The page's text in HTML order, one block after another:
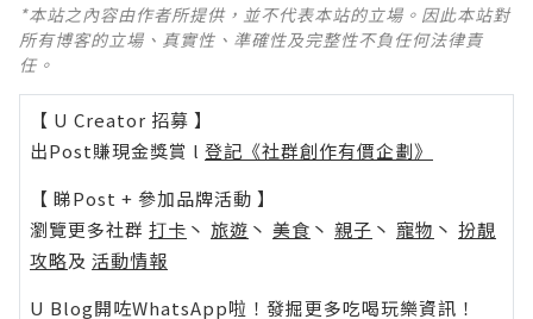
*本站之內容由作者所提供，並不代表本站的立場。因此本站對
所有博客的立場、真實性、準確性及完整性不負任何法律責
任。
【 U Creator 招募 】
出Post賺現金獎賞 l 登記《社群創作有價企劃》
【 睇Post + 參加品牌活動 】
瀏覽更多社群 打卡 丶 旅遊 丶 美食 丶 親子 丶 寵物 丶 扮靚
攻略及 活動情報
U Blog開咗WhatsApp啦！發掘更多吃喝玩樂資訊！